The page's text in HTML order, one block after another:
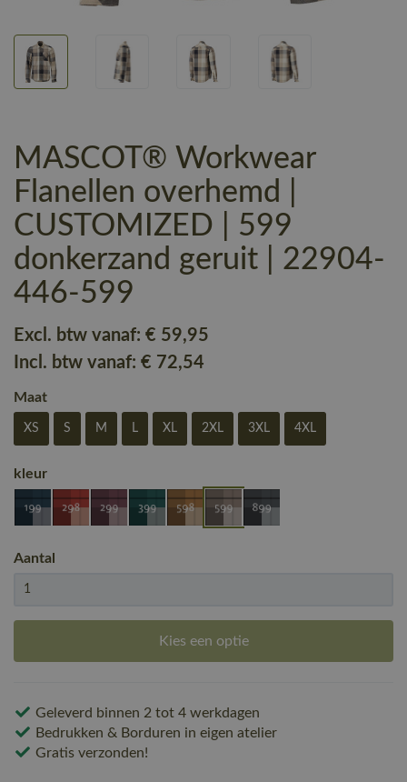
MASCOT® Workwear
Flanellen overhemd |
CUSTOMIZED | 599
donkerzand geruit | 22904-
446-599
Excl. btw vanaf: € 59,95
Incl. btw vanaf: € 72,54
Maat
XS S M L XL 2XL 3XL 4XL
kleur
Aantal
Kies een optie
Geleverd binnen 2 tot 4 werkdagen
Bedrukken & Borduren in eigen atelier
Gratis verzonden!